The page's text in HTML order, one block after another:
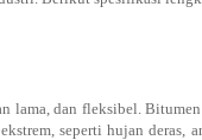
lama, dan fleksibel.
seperti hujan deras,